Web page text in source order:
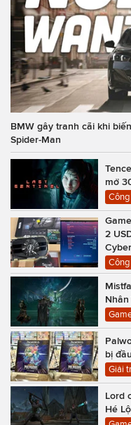
BMW gây tranh cãi khi
Spider-Man
mở
2
bị
Giải
Lord
Hé